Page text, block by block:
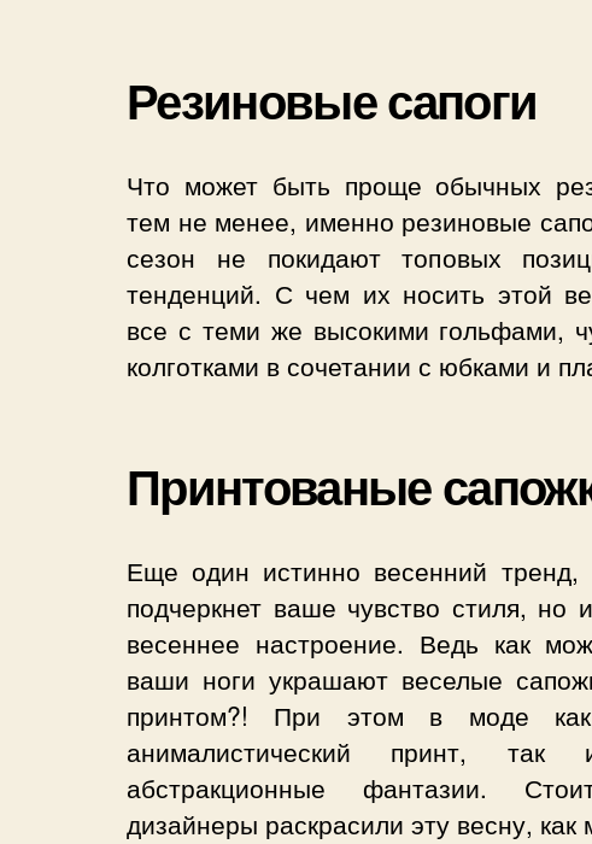
Резиновые сапоги
Что может быть проще обычных
тем не менее, именно резиновые
сезон не покидают топовых
тенденций. С чем их носить этой
все с теми же высокими гольфами,
колготками в сочетании с юбками и
Принтованые
Еще один истинно весенний тренд,
подчеркнет ваше чувство стиля, но
весеннее настроение. Ведь как
ваши ноги украшают веселые
принтом?! При этом в моде
анималистический принт, так
абстракционные фантазии.
дизайнеры раскрасили эту весну, как